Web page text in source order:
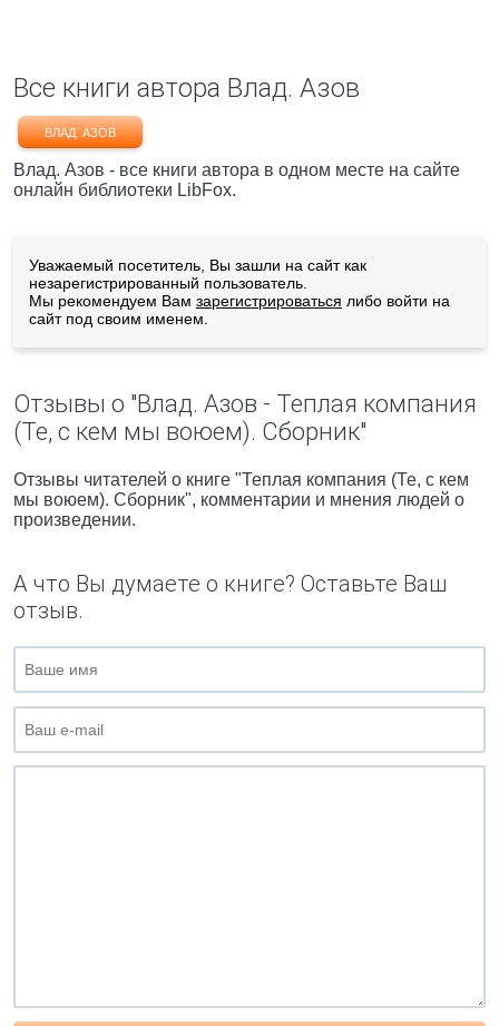
Все книги автора Влад. Азов
ВЛАД. АЗОВ
Влад. Азов - все книги автора в одном месте на сайте
онлайн библиотеки LibFox.
Уважаемый посетитель, Вы зашли на сайт как
незарегистрированный пользователь.
Мы рекомендуем Вам зарегистрироваться либо войти на
сайт под своим именем.
Отзывы о "Влад. Азов - Теплая компания
(Те, с кем мы воюем). Сборник"
Отзывы читателей о книге "Теплая компания (Те, с кем
мы воюем). Сборник", комментарии и мнения людей о
произведении.
А что Вы думаете о книге? Оставьте Ваш
отзыв.